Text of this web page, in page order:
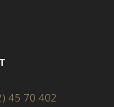
45 70 402